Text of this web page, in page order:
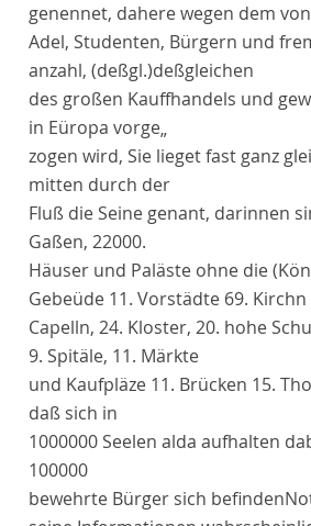
genennet, dahere wegen dem von
Adel, Studenten, Bürgern und
anzahl, (deßgl.)deßgleichen
des großen Kauffhandels und
in Eüropa vorge„
zogen wird, Sie lieget fast ganz
mitten durch der
Fluß dieSeine genant, darinnen
Gaßen, 22000.
Häuser und Paläste ohne die
Gebeüde 11. Vorstädte 69. Kirchn
Capelln, 24. Kloster, 20. hohe
9. Spitäle, 11. Märkte
und Kaufpläze 11. Brücken 15.
daß sich in
1000000 Seelen alda aufhalten
100000
bewehrte Bürger sich befinden